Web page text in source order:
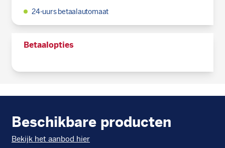
24-uurs betaalautomaat
Betaalopties
Beschikbare producten
Bekijk het aanbod hier